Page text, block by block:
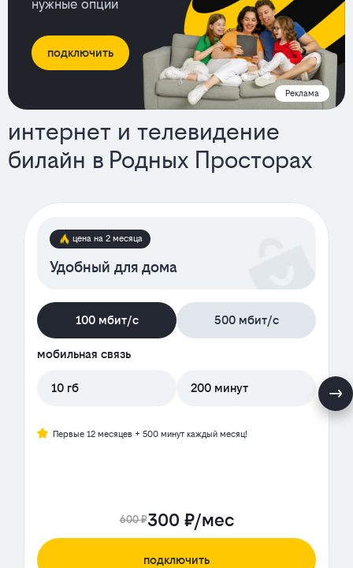
нужные опции
подключить
Реклама
интернет и телевидение
билайн в Родных Просторах
тарифы
цена на 2 месяца
Удобный для дома
100 мбит/с 500 мбит/с
мобильная связь
10 гб 200 минут
Первые 12 месяцев + 500 минут каждый месяц!
600 ₽300 ₽/мес
подключить